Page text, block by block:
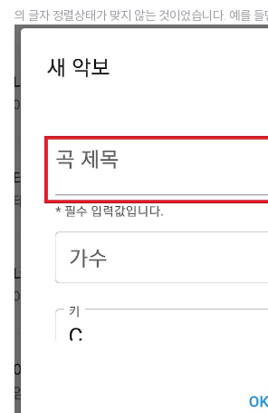
의 글자 정렬상태가 맞지 않는 것이었습니다. 예를
에" 와 "서 하필" 의 줄이 어긋나있습니다. 굉장히 보
루어진 가사에서는 그나마 나은 편 입니다. 한글과 영
원은 아직 덜된건가 싶었죠 ㅋㅋ 검색도 뭐라고 해
nt in wrap widget 이런 식으로 검색도 해보..